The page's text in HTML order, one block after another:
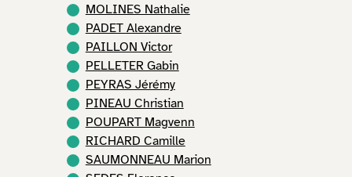
MOLINES Nathalie
PADET Alexandre
PAILLON Victor
PELLETER Gabin
PEYRAS Jérémy
PINEAU Christian
POUPART Magvenn
RICHARD Camille
SAUMONNEAU Marion